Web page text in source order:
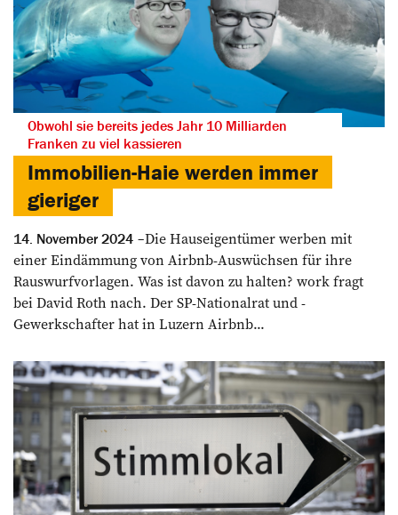
Obwohl sie bereits jedes Jahr 10 Milliarden
Franken zu viel kassieren
Immobilien-Haie werden immer
gieriger
14. November 2024
Die Hauseigentümer ­werben mit
einer Eindämmung von Airbnb-Auswüchsen für ihre
Rauswurfvorlagen. Was ist davon zu halten? work fragt
bei David Roth nach. Der SP-Nationalrat und ­
Gewerkschafter hat in ­Luzern Airbnb...